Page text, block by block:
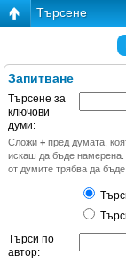
Търсене
Запитване
Търсене за
ключови
думи:
Сложи + пред думата,
искаш да бъде
от думите трябва да
Търси по
автор: